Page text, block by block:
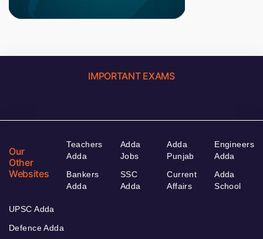
IMPORTANT EXAMS
Our
Other
Websites
Teachers
Adda
Bankers
Adda
Adda
Jobs
SSC
Adda
Adda
Punjab
Current
Affairs
Engineers
Adda
Adda
School
UPSC Adda
Defence Adda